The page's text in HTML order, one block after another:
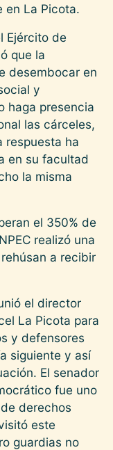
en La Picota.
Ejército de
que la
desembocar en
y
haga presencia
las cárceles,
respuesta ha
en su facultad
la misma
el 350% de
realizó una
a recibir
el director
La Picota para
y defensores
siguiente y así
El senador
fue uno
derechos
este
guardias no